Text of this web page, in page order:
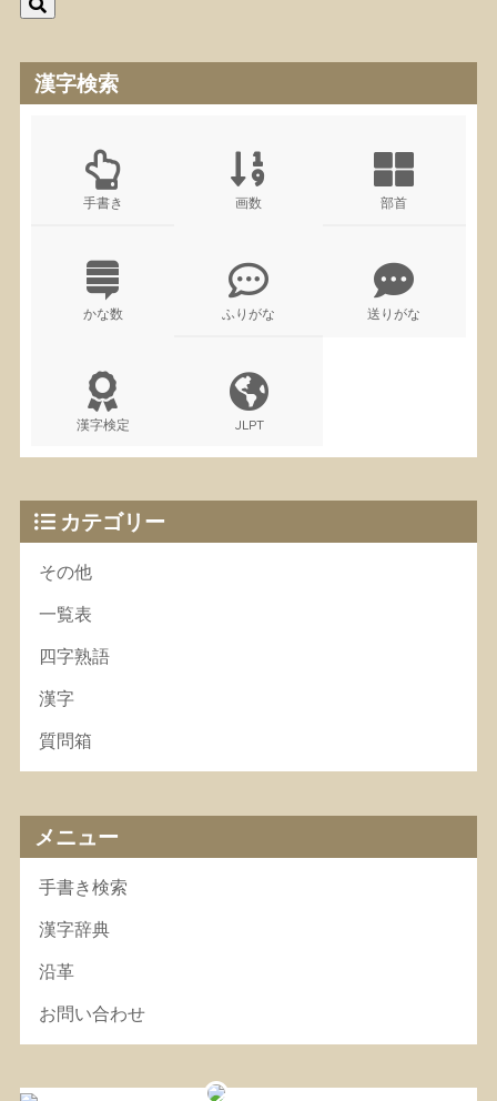
漢字検索
手書き 画数 部首
かな数 ふりがな 送りがな
漢字検定 JLPT
カテゴリー
その他
一覧表
四字熟語
漢字
質問箱
メニュー
手書き検索
漢字辞典
沿革
お問い合わせ